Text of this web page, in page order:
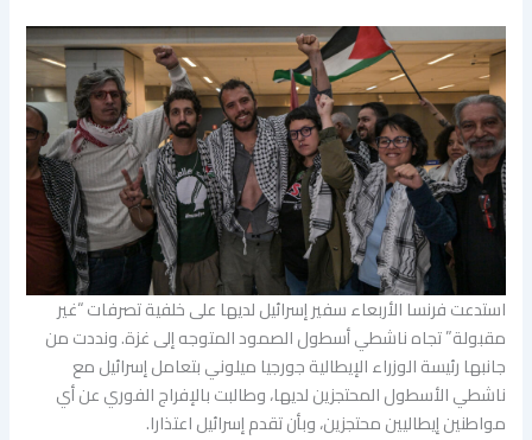
استدعت فرنسا الأربعاء سفير إسرائيل لديها على خلفية تصرفات “غير
مقبولة” تجاه ناشطي أسطول الصمود المتوجه إلى غزة. ونددت من
جانبها رئيسة الوزراء الإيطالية جورجيا ميلوني بتعامل إسرائيل مع
ناشطي الأسطول المحتجزين لديها، وطالبت بالإفراج الفوري عن أي
مواطنين إيطاليين محتجزين، وبأن تقدم إسرائيل اعتذارا.